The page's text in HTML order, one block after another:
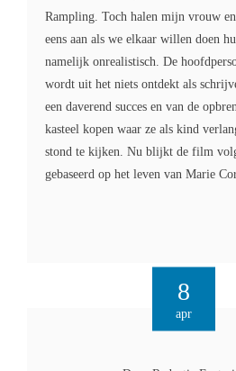
Rampling. Toch halen mijn vrouw
eens aan als we elkaar willen doen
namelijk onrealistisch. De
wordt uit het niets ontdekt als
een daverend succes en van de
kasteel kopen waar ze als kind
stond te kijken. Nu blijkt de film
gebaseerd op het leven van Marie
8
apr